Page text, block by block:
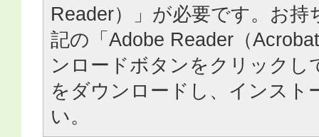
Reader）」が必要です。お持
記の「Adobe Reader（
ンロードボタンをクリックし
をダウンロードし、インスト
い。